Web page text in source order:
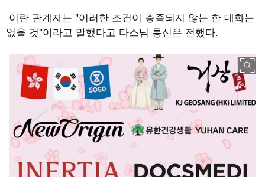
이란 관계자는 "이러한 조건이 충족되지 않는 한 대화는
없을 것"이라고 말했다고 타스님 통신은 전했다.